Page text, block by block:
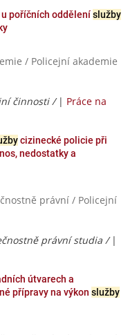
u poříčních odděleníslužby
/ Policejní akademie
činnosti / | Práce na
cizinecké policie při
nedostatky a
právní / Policejní
právní studia / |
útvarech a
přípravy na výkon služby